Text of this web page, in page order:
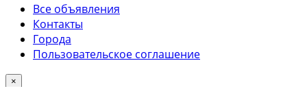
Все объявления
Контакты
Города
Пользовательское соглашение
×